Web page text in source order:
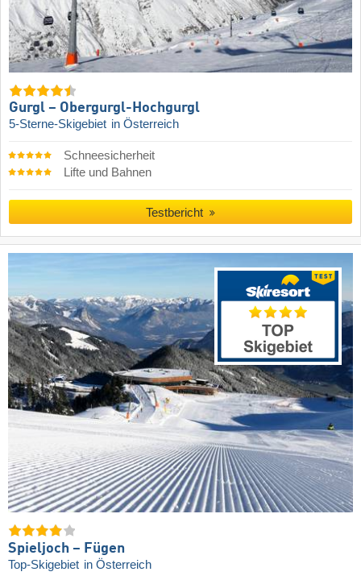
Gurgl – Obergurgl-Hochgurgl
5-Sterne-Skigebiet in Österreich
Schneesicherheit
Lifte und Bahnen
Testbericht
Spieljoch – Fügen
Top-Skigebiet in Österreich